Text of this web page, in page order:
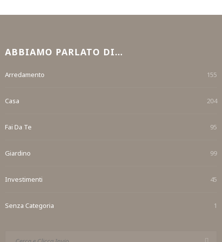
ABBIAMO PARLATO DI…
Arredamento 155
Casa 204
Fai Da Te 95
Giardino 99
Investimenti 45
Senza Categoria 1